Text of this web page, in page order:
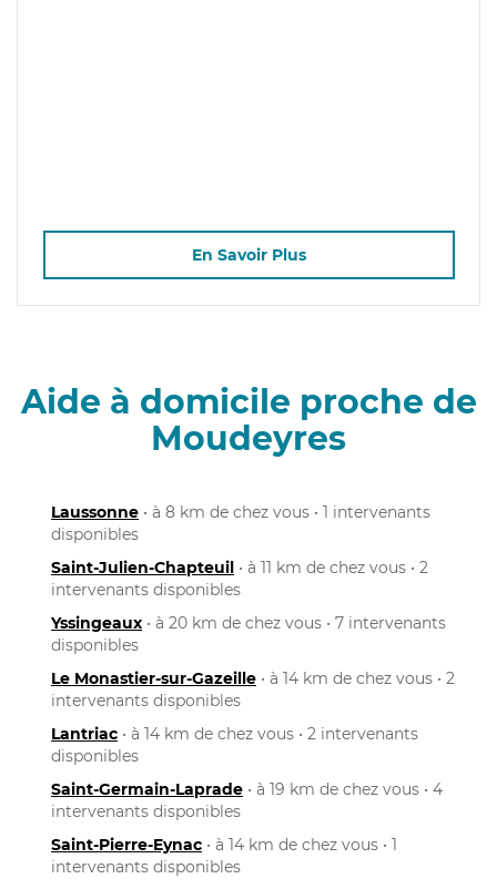
En Savoir Plus
Aide à domicile proche de
Moudeyres
Laussonne • à 8 km de chez vous • 1 intervenants
disponibles
Saint-Julien-Chapteuil • à 11 km de chez vous • 2
intervenants disponibles
Yssingeaux • à 20 km de chez vous • 7 intervenants
disponibles
Le Monastier-sur-Gazeille • à 14 km de chez vous • 2
intervenants disponibles
Lantriac • à 14 km de chez vous • 2 intervenants
disponibles
Saint-Germain-Laprade • à 19 km de chez vous • 4
intervenants disponibles
Saint-Pierre-Eynac • à 14 km de chez vous • 1
intervenants disponibles